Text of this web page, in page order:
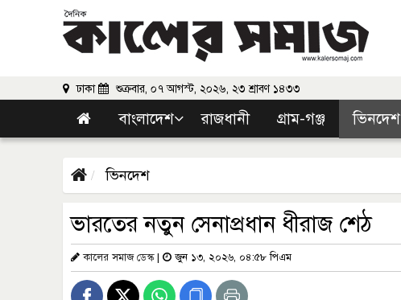
ঢাকা শুক্রবার, ০৭ আগস্ট, ২০২৬, ২৩ শ্রাবণ ১৪৩৩
বাংলাদেশ রাজধানী গ্রাম-গঞ্জ ভিনদেশ
ভিনদেশ
ভারতের নতুন সেনাপ্রধান ধীরাজ শেঠ
কালের সমাজ ডেস্ক| জুন ১৩, ২০২৬, ০৪:৫৮ পিএম